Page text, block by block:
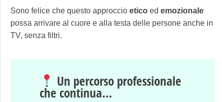
Sono felice che questo approccio etico ed emozionale
possa arrivare al cuore e alla testa delle persone anche in
TV, senza filtri.
Un percorso professionale
che continua…